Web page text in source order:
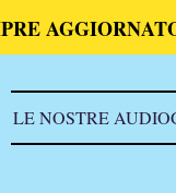
LE NOSTRE